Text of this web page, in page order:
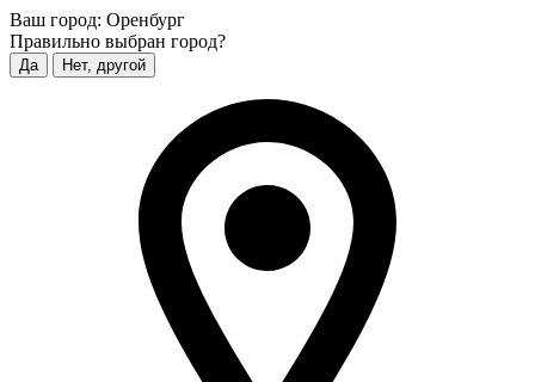
Ваш город: Оренбург
Правильно выбран город?
Да Нет, другой